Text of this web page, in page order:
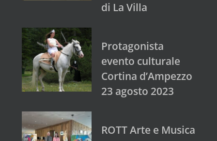
di La Villa
Protagonista
evento culturale
Cortina d’Ampezzo
23 agosto 2023
ROTT Arte e Musica